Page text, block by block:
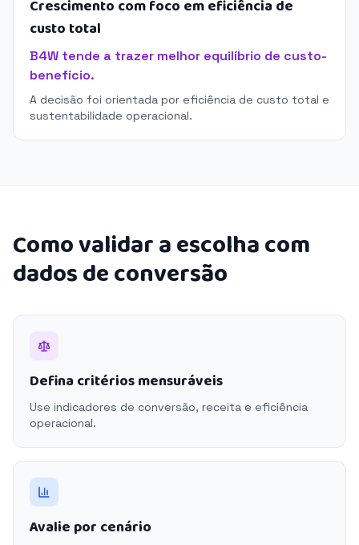
Crescimento com foco em eficiência de
custo total
B4W tende a trazer melhor equilíbrio de custo-
benefício.
A decisão foi orientada por eficiência de custo total e
sustentabilidade operacional.
Como validar a escolha com
dados de conversão
Defina critérios mensuráveis
Use indicadores de conversão, receita e eficiência
operacional.
Avalie por cenário